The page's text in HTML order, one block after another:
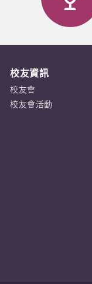
校友資訊
校友會
校友會活動